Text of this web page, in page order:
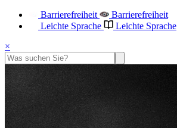
Barrierefreiheit
Barrierefreiheit
Leichte Sprache
Leichte Sprache
×